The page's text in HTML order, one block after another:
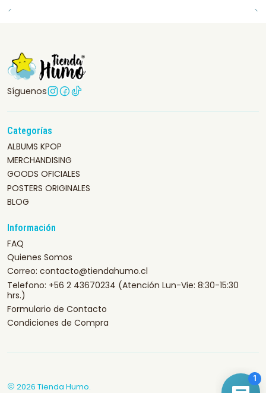
Síguenos
Categorías
ALBUMS KPOP
MERCHANDISING
GOODS OFICIALES
POSTERS ORIGINALES
BLOG
Información
FAQ
Quienes Somos
Correo: contacto@tiendahumo.cl
Telefono: +56 2 43670234 (Atención Lun-Vie: 8:30-15:30
hrs.)
Formulario de Contacto
Condiciones de Compra
2026 Tienda Humo.